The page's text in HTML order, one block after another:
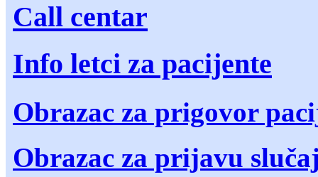
Call centar
Info letci za pacijente
Obrazac za prigovor
Obrazac za prijavu